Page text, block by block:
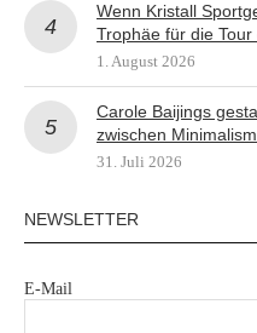
Wenn Kristall
Trophäe für die
1. August 2026
Carole Baijings
zwischen
31. Juli 2026
NEWSLETTER
E-Mail